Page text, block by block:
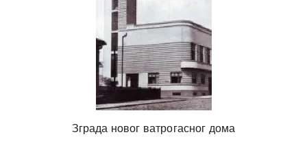
Зграда новог ватрогасног дома